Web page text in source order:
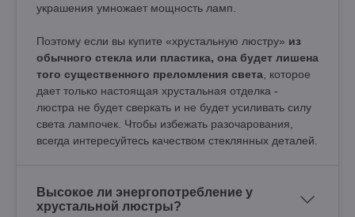
украшения умножает мощность ламп.
Поэтому если вы купите «хрустальную люстру» из
обычного стекла или пластика, она будет лишена
того существенного преломления света , которое
дает только настоящая хрустальная отделка -
люстра не будет сверкать и не будет усиливать силу
света лампочек. Чтобы избежать разочарования,
всегда интересуйтесь качеством стеклянных деталей.
Высокое ли энергопотребление у
хрустальной люстры?